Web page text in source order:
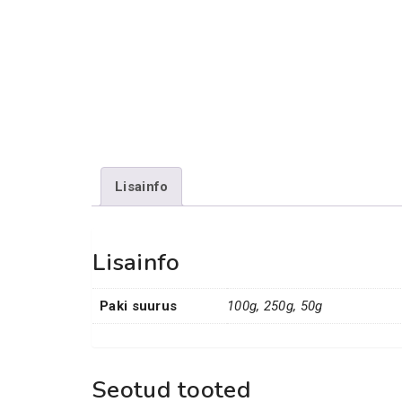
Lisainfo
Lisainfo
Paki suurus 100g, 250g, 50g
Seotud tooted